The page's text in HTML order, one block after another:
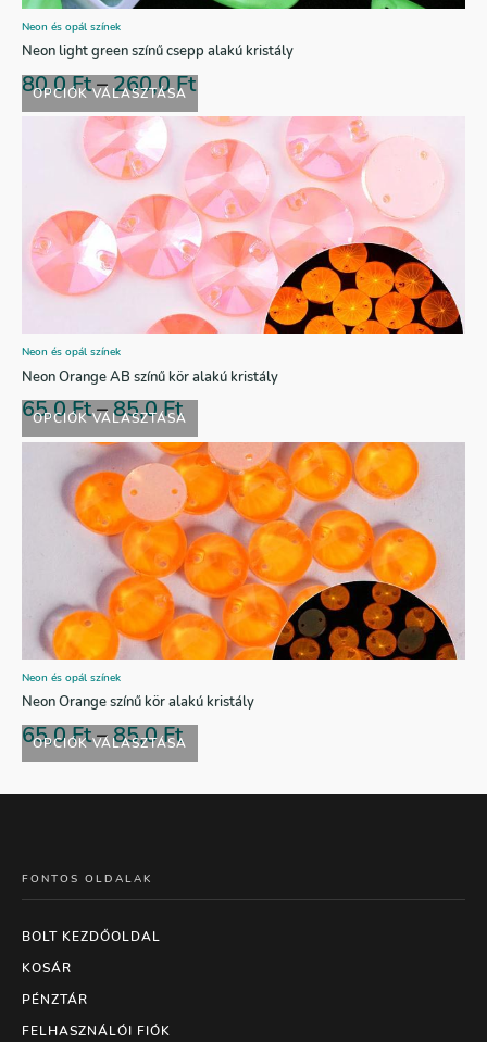
OPCIÓK VÁLASZTÁSA
Neon és opál színek
Neon light green színű csepp alakú kristály
80,0Ft–260,0Ft
OPCIÓK VÁLASZTÁSA
Neon és opál színek
Neon Orange AB színű kör alakú kristály
65,0Ft–85,0Ft
OPCIÓK VÁLASZTÁSA
Neon és opál színek
Neon Orange színű kör alakú kristály
65,0Ft–85,0Ft
FONTOS OLDALAK
BOLT KEZDŐOLDAL
KOSÁR
PÉNZTÁR
FELHASZNÁLÓI FIÓK